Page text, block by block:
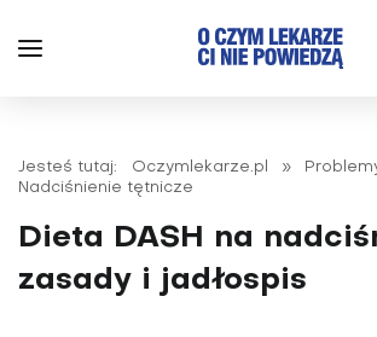
Jesteś tutaj: Oczymlekarze.pl »
Nadciśnienie tętnicze
Dieta DASH na
zasady i jadłospis